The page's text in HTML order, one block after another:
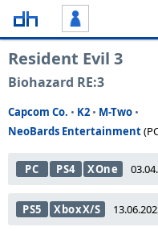
Resident Evil 3
Biohazard RE:3
Capcom Co. • K2 • M-Two •
NeoBards Entertainment
PC PS4 XOne
PS5 XboxX/S